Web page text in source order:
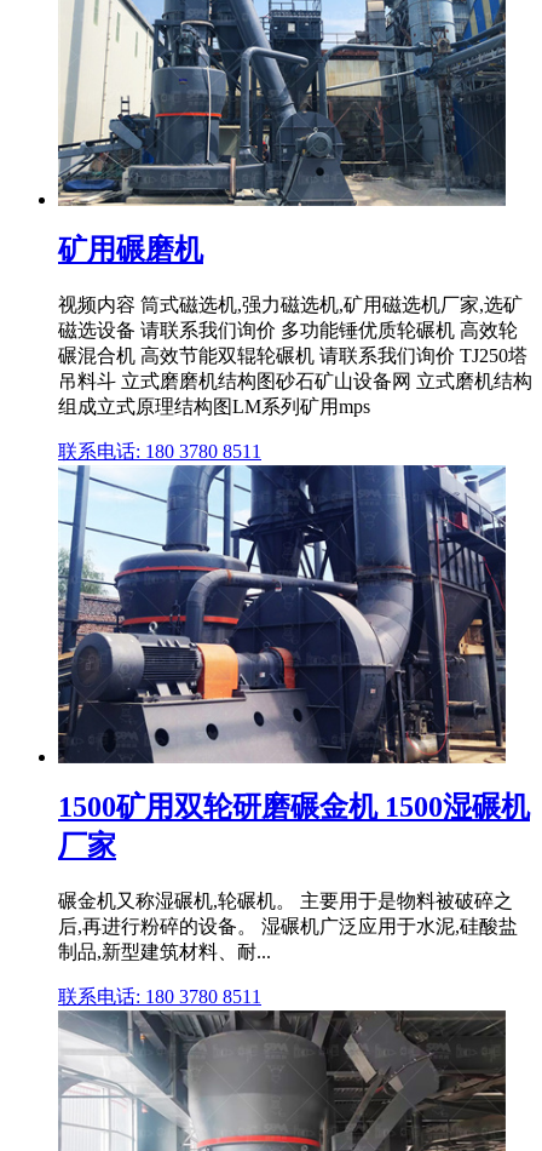
矿用碾磨机
视频内容 筒式磁选机,强力磁选机,矿用磁选机厂家,选矿
磁选设备 请联系我们询价 多功能锤优质轮碾机 高效轮
碾混合机 高效节能双辊轮碾机 请联系我们询价 TJ250塔
吊料斗 立式磨磨机结构图砂石矿山设备网 立式磨机结构
组成立式原理结构图LM系列矿用mps
联系电话: 180 3780 8511
1500矿用双轮研磨碾金机 1500湿碾机
厂家
碾金机又称湿碾机,轮碾机。 主要用于是物料被破碎之
后,再进行粉碎的设备。 湿碾机广泛应用于水泥,硅酸盐
制品,新型建筑材料、耐...
联系电话: 180 3780 8511